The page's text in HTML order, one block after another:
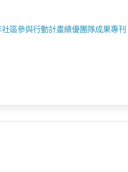
區參與行動計畫績優團隊成果專刊